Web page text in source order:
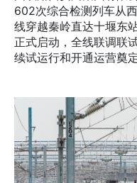
602次综合检测列车从
线穿越秦岭直达十堰东
正式启动，全线联调联
续试运行和开通运营奠